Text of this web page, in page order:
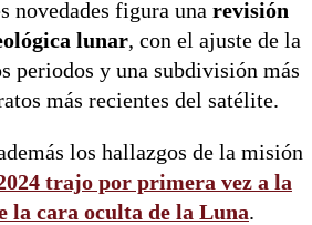
novedades figura una revisión
lunar, con el ajuste de la
periodos y una subdivisión más
más recientes del satélite.
los hallazgos de la misión
trajo por primera vez a la
la cara oculta de la Luna.